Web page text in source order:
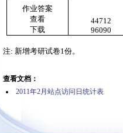
作业答案
查看
下载
44712
96090
注: 新增考研试卷1份。
查看文档：
2011年2月站点访问日统计表